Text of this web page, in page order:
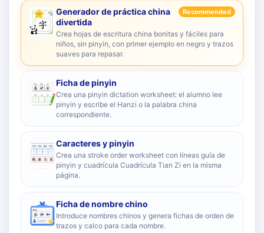
Generador de práctica china
divertida
Recommended
Crea hojas de escritura china bonitas y fáciles para
niños, sin pinyin, con primer ejemplo en negro y trazos
suaves para repasar.
Ficha de pinyin
Crea una pinyin dictation worksheet: el alumno lee
pinyin y escribe el Hanzi o la palabra china
correspondiente.
Caracteres y pinyin
Crea una stroke order worksheet con líneas guía de
pinyin y cuadrícula Cuadrícula Tian Zi en la misma
página.
Ficha de nombre chino
Introduce nombres chinos y genera fichas de orden de
trazos y calco para cada nombre.